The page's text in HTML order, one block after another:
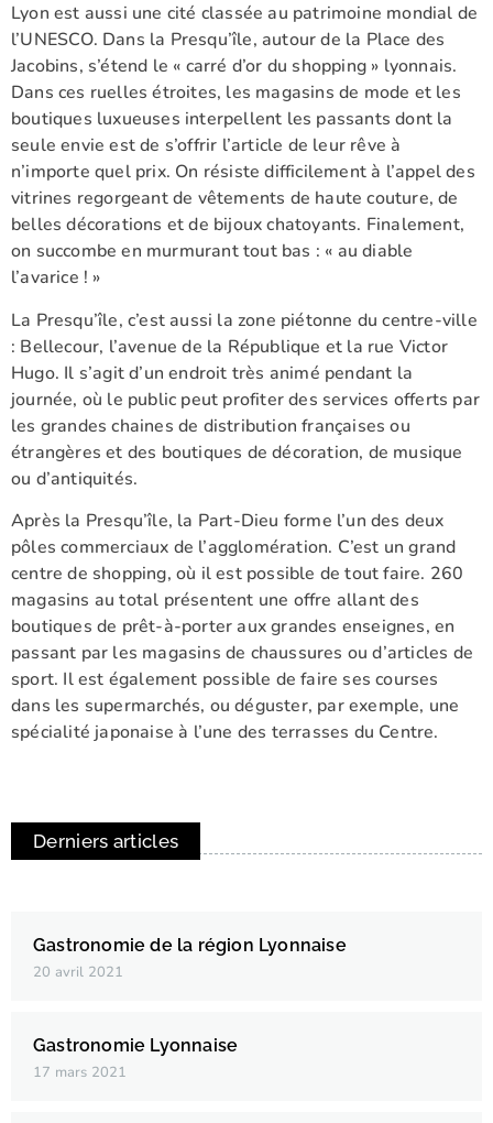
Lyon est aussi une cité classée au patrimoine mondial de
l’UNESCO. Dans la Presqu’île, autour de la Place des
Jacobins, s’étend le « carré d’or du shopping » lyonnais.
Dans ces ruelles étroites, les magasins de mode et les
boutiques luxueuses interpellent les passants dont la
seule envie est de s’offrir l’article de leur rêve à
n’importe quel prix. On résiste difficilement à l’appel des
vitrines regorgeant de vêtements de haute couture, de
belles décorations et de bijoux chatoyants. Finalement,
on succombe en murmurant tout bas : « au diable
l’avarice ! »
La Presqu’île, c’est aussi la zone piétonne du centre-ville
: Bellecour, l’avenue de la République et la rue Victor
Hugo. Il s’agit d’un endroit très animé pendant la
journée, où le public peut profiter des services offerts par
les grandes chaines de distribution françaises ou
étrangères et des boutiques de décoration, de musique
ou d’antiquités.
Après la Presqu’île, la Part-Dieu forme l’un des deux
pôles commerciaux de l’agglomération. C’est un grand
centre de shopping, où il est possible de tout faire. 260
magasins au total présentent une offre allant des
boutiques de prêt-à-porter aux grandes enseignes, en
passant par les magasins de chaussures ou d’articles de
sport. Il est également possible de faire ses courses
dans les supermarchés, ou déguster, par exemple, une
spécialité japonaise à l’une des terrasses du Centre.
Derniers articles
Gastronomie de la région Lyonnaise
20 avril 2021
Gastronomie Lyonnaise
17 mars 2021